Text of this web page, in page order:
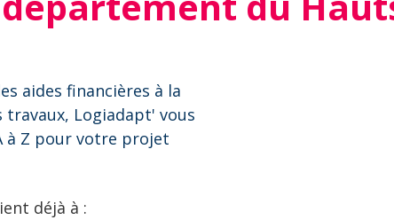
aides financières à la
travaux, Logiadapt' vous
à Z pour votre projet
déjà à :